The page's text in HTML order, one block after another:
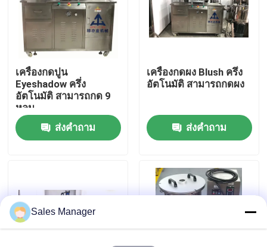
เกี่ยวกับเรา
ทัวร์โรงงาน
ควบคุมคุณภาพ
ขออ้าง
เครื่องเติมสีฝีปากอัตโนมัติ
เครื่องกดปูน
Eyeshadow ครึ่ง
อัตโนมัติ สามารถกด 9
หลุม
ส่งคำถาม
เครื่องกดผง Blush ครึ่ง
อัตโนมัติ สามารถกดผง
ส่งคำถาม
Sales Manager